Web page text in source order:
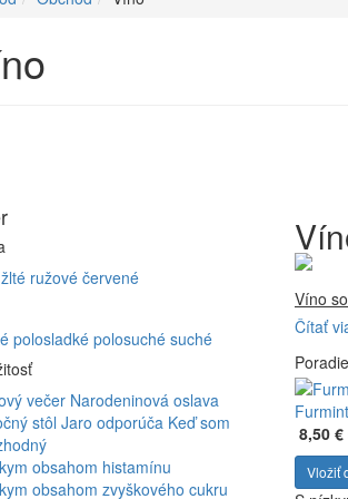
žlté ružové červené
polosladké polosuché suché
večer Narodeninová oslava
stôl Jaro odporúča Keď som
obsahom histamínu
obsahom zvyškového cukru
Víno
Firma
Čítať
8,50 €
Vložiť